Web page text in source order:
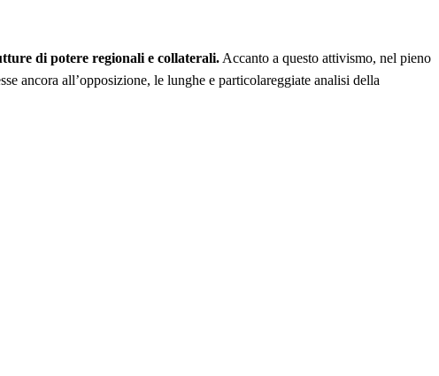
di potere regionali e collaterali. Accanto a questo attivismo, nel pieno
ancora all’opposizione, le lunghe e particolareggiate analisi della